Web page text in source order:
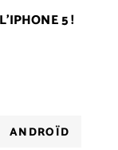
5 !
ANDROÏD